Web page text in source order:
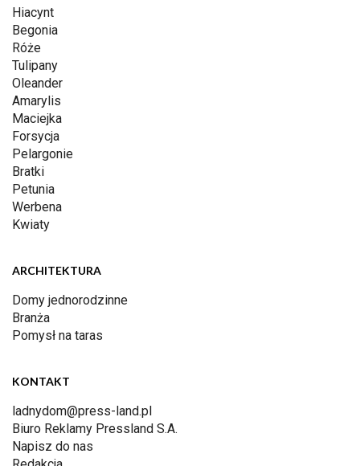
Hiacynt
Begonia
Róże
Tulipany
Oleander
Amarylis
Maciejka
Forsycja
Pelargonie
Bratki
Petunia
Werbena
Kwiaty
ARCHITEKTURA
Domy jednorodzinne
Branża
Pomysł na taras
KONTAKT
ladnydom@press-land.pl
Biuro Reklamy Pressland S.A.
Napisz do nas